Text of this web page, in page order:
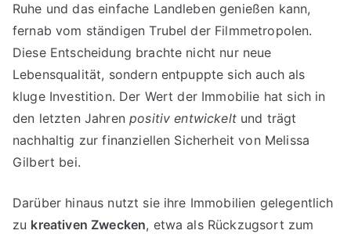
Ruhe und das einfache Landleben genießen kann,
fernab vom ständigen Trubel der Filmmetropolen.
Diese Entscheidung brachte nicht nur neue
Lebensqualität, sondern entpuppte sich auch als
kluge Investition. Der Wert der Immobilie hat sich in
den letzten Jahrenpositiv entwickeltund trägt
nachhaltig zur finanziellen Sicherheit von Melissa
Gilbert bei.
Darüber hinaus nutzt sie ihre Immobilien gelegentlich
zu kreativen Zwecken, etwa als Rückzugsort zum